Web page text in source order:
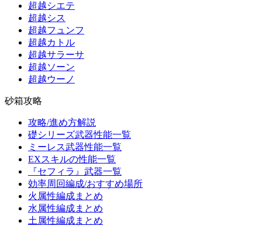
超越シエテ
超越シス
超越フュンフ
超越カトル
超越サラーサ
超越ソーン
超越ウーノ
砂箱攻略
攻略/進め方解説
礎シリーズ武器性能一覧
ミーレス武器性能一覧
EXスキルの性能一覧
『セフィラ』武器一覧
効率周回編成/おすすめ場所
火属性編成まとめ
水属性編成まとめ
土属性編成まとめ